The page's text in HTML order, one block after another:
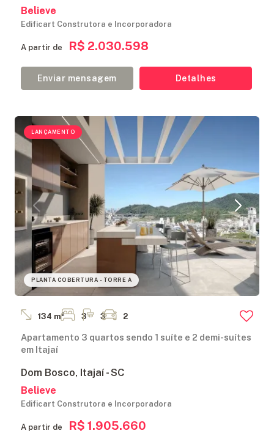
Believe
Edificart Construtora e Incorporadora
A partir de R$ 2.030.598
Enviar mensagem Detalhes
LANÇAMENTO
PLANTA COBERTURA - TORRE A
134 m² 3 3 2
Apartamento 3 quartos sendo 1 suíte e 2 demi-suítes
em Itajaí
Dom Bosco, Itajaí - SC
Believe
Edificart Construtora e Incorporadora
A partir de R$ 1.905.660